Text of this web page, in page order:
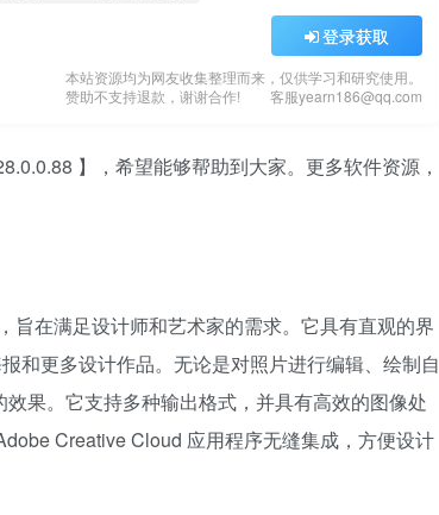
登录获取
本站资源均为网友收集整理而来，仅供学习和研究使用。
赞助不支持退款，谢谢合作!
客服yearn186@qq.com
】，希望能够帮助到大家。更多软件资源，
旨在满足设计师和艺术家的需求。它具有直观的界
和更多设计作品。无论是对照片进行编辑、绘制自
果。它支持多种输出格式，并具有高效的图像处
Creative Cloud 应用程序无缝集成，方便设计